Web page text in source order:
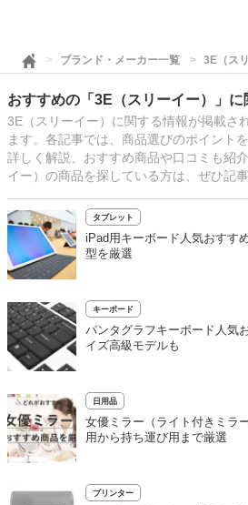
ブランド・メーカー一覧 3E（ス
おすすめの「3E（スリーイー）」に
3E（スリーイー）に関する情報が掲載さ
ます。各記事では、商品選びのポイント
詳しく解説、おすすめ商品や口コミも紹
イー）の商品を探している方は、ぜひ記
タブレット
iPad用キーボード人気おすす
型を厳選
キーボード
パンタグラフキーボード人気
イズ高級モデルも
日用品
女優ミラー（ライト付きミラ
用から持ち運び用まで厳選
プリンター